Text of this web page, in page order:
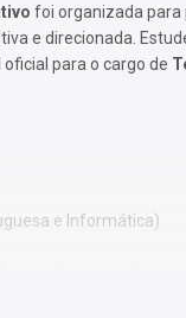
foi organizada para
e direcionada.
para o cargo de
e Informática).